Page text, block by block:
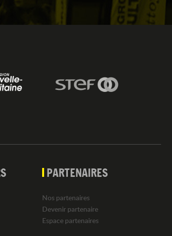
PARTENAIRES
Nos partenaires
Devenir partenaire
Espace partenaires